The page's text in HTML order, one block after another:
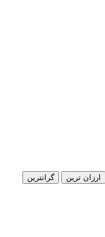
گرانترین